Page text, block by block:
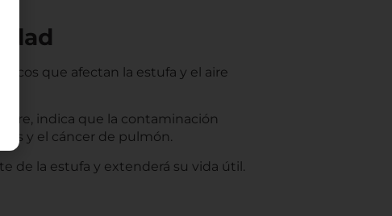
que afectan la estufa y el aire
aire, indica que la contaminación
y el cáncer de pulmón.
de la estufa y extenderá su vida útil.